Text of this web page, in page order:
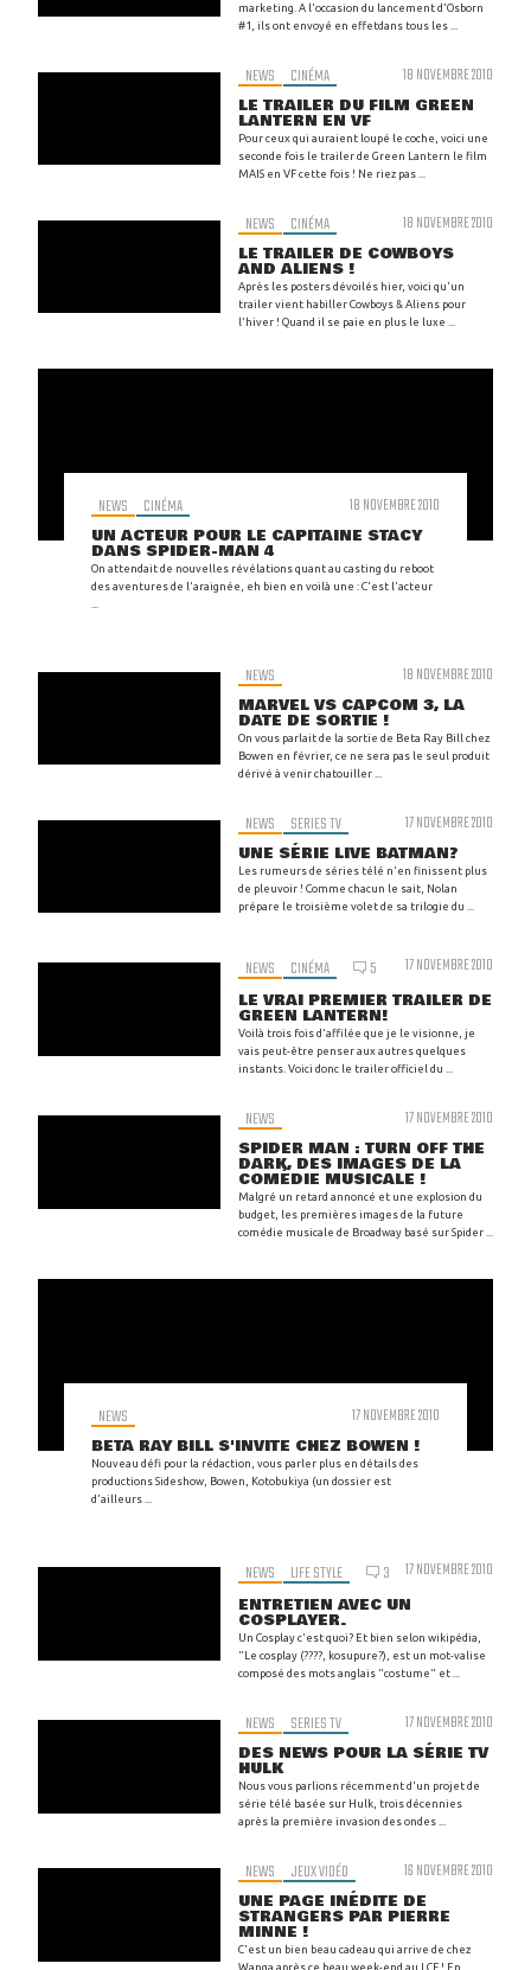
marketing. A l'occasion du lancement d'Osborn
#1, ils ont envoyé en effetdans tous les ...
NEWS CINÉMA 18 NOVEMBRE 2010
LE TRAILER DU FILM GREEN
LANTERN EN VF
Pour ceux qui auraient loupé le coche, voici une
seconde fois le trailer de Green Lantern le film
MAIS en VF cette fois ! Ne riez pas ...
NEWS CINÉMA 18 NOVEMBRE 2010
LE TRAILER DE COWBOYS
AND ALIENS !
Après les posters dévoilés hier, voici qu'un
trailer vient habiller Cowboys & Aliens pour
l'hiver ! Quand il se paie en plus le luxe ...
NEWS CINÉMA 18 NOVEMBRE 2010
UN ACTEUR POUR LE CAPITAINE STACY
DANS SPIDER-MAN 4
On attendait de nouvelles révélations quant au casting du reboot
des aventures de l'araignée, eh bien en voilà une : C'est l'acteur
NEWS 18 NOVEMBRE 2010
MARVEL VS CAPCOM 3, LA
DATE DE SORTIE !
On vous parlait de la sortie de Beta Ray Bill chez
Bowen en février, ce ne sera pas le seul produit
dérivé à venir chatouiller ...
NEWS SERIES TV 17 NOVEMBRE 2010
UNE SÉRIE LIVE BATMAN?
Les rumeurs de séries télé n'en finissent plus
de pleuvoir ! Comme chacun le sait, Nolan
prépare le troisième volet de sa trilogie du ...
NEWS CINÉMA 5 17 NOVEMBRE 2010
LE VRAI PREMIER TRAILER DE
GREEN LANTERN!
Voilà trois fois d'affilée que je le visionne, je
vais peut-être penser aux autres quelques
instants. Voici donc le trailer officiel du ...
NEWS 17 NOVEMBRE 2010
SPIDER MAN : TURN OFF THE
DARK, DES IMAGES DE LA
COMÉDIE MUSICALE !
Malgré un retard annoncé et une explosion du
budget, les premières images de la future
comédie musicale de Broadway basé sur Spider ...
NEWS 17 NOVEMBRE 2010
BETA RAY BILL S'INVITE CHEZ BOWEN !
Nouveau défi pour la rédaction, vous parler plus en détails des
productions Sideshow, Bowen, Kotobukiya (un dossier est
d'ailleurs ...
NEWS LIFE STYLE 3 17 NOVEMBRE 2010
ENTRETIEN AVEC UN
COSPLAYER.
Un Cosplay c'est quoi? Et bien selon wikipédia,
"Le cosplay (????, kosupure?), est un mot-valise
composé des mots anglais "costume" et ...
NEWS SERIES TV 17 NOVEMBRE 2010
DES NEWS POUR LA SÉRIE TV
HULK
Nous vous parlions récemment d'un projet de
série télé basée sur Hulk, trois décennies
après la première invasion des ondes ...
NEWS JEUX VIDÉO 16 NOVEMBRE 2010
UNE PAGE INÉDITE DE
STRANGERS PAR PIERRE
MINNE !
C'est un bien beau cadeau qui arrive de chez
Wanga après ce beau week-end au LCF ! En